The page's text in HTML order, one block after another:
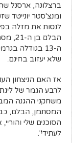
ומנצ'סטר יונייטד
לנסות את מזלה
ה-13 בגודלה
שלא יעזוב בחינם.
לרבע הגמר של
משחקני ההגנה
המסתמן, הבלם,
הסוכנים שלי
לעתידי".